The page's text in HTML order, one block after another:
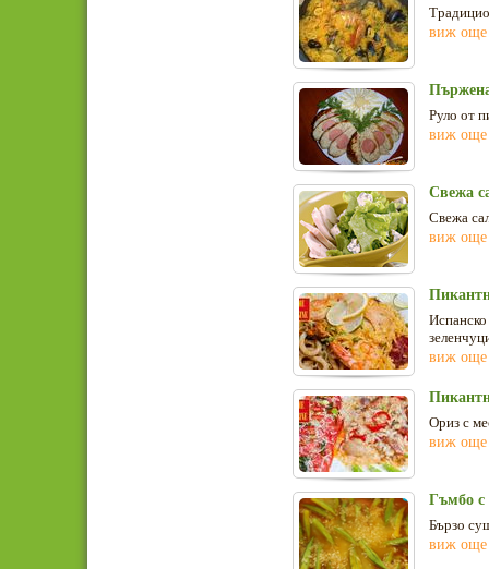
виж още
Руло от
виж още
Свежа
Свежа
виж още
виж още
Ориз с
виж още
Гъмбо с
Бързо
виж още